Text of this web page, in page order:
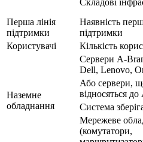
Перша лінія
підтримки
Наявність
підтримки
Користувачі
Кількість
Наземне
обладнання
Сервери A-
Dell, Lenovo,
Або сервери,
відносяться
Система
Мережеве
(комутатори,